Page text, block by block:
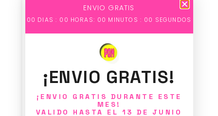
10
35,00
ENVIO GRATIS
00 DIAS : 00 HORAS: 00 MINUTOS : 00 SEGUNDOS
¡ENVIO GRATIS!
¡ENVIO GRATIS DURANTE ESTE
MES!
VALIDO HASTA EL 13 DE JUNIO